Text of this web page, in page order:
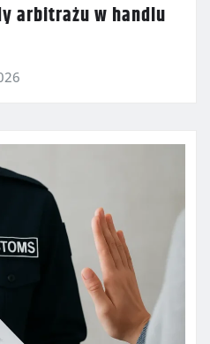
arbitrażu w handlu